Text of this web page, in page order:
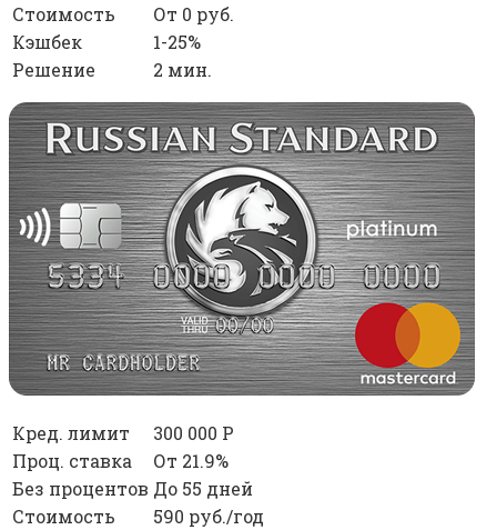
Стоимость
От 0 руб.
Кэшбек
1-25%
Решение
2 мин.
Кред. лимит
300 000 Р
Проц. ставка
От 21.9%
Без процентов До 55 дней
Стоимость
590 руб./год